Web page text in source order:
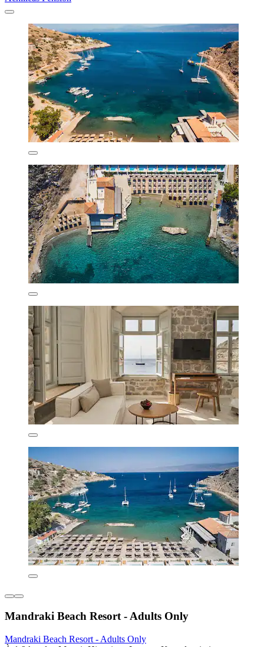
Mandraki Beach Resort - Adults Only
Mandraki Beach Resort - Adults Only